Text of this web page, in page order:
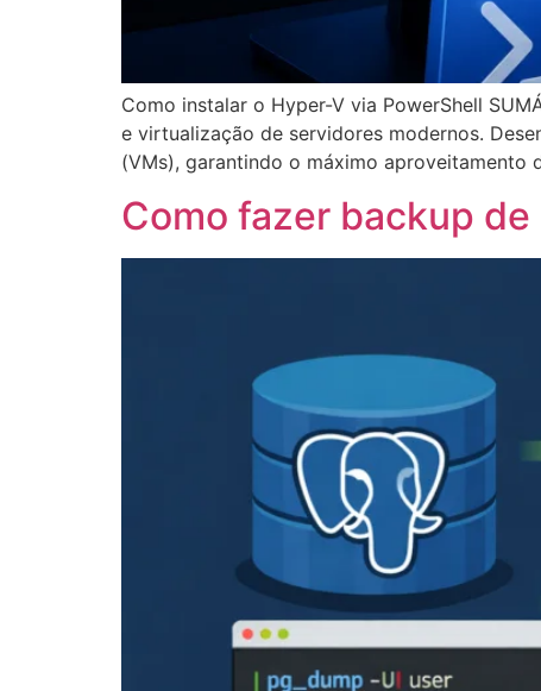
Como instalar o Hyper-V via PowerShell
e virtualização de servidores modernos.
(VMs), garantindo o máximo aproveitamento
Como fazer backup